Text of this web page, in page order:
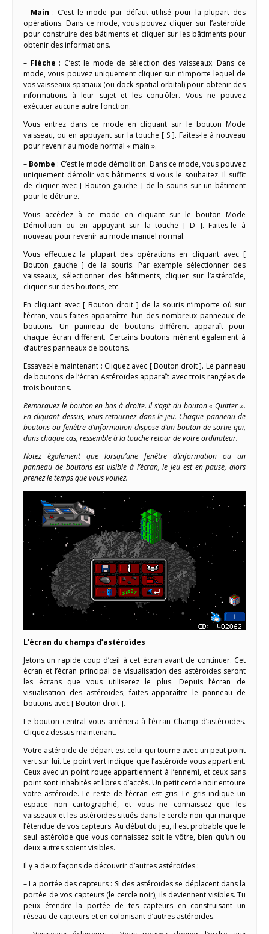
– Main : C’est le mode par défaut utilisé pour la plupart des
opérations. Dans ce mode, vous pouvez cliquer sur l’astéroïde
pour construire des bâtiments et cliquer sur les bâtiments pour
obtenir des informations.
– Flèche : C’est le mode de sélection des vaisseaux. Dans ce
mode, vous pouvez uniquement cliquer sur n’importe lequel de
vos vaisseaux spatiaux (ou dock spatial orbital) pour obtenir des
informations à leur sujet et les contrôler. Vous ne pouvez
exécuter aucune autre fonction.
Vous entrez dans ce mode en cliquant sur le bouton Mode
vaisseau, ou en appuyant sur la touche [ S ]. Faites-le à nouveau
pour revenir au mode normal « main ».
– Bombe : C’est le mode démolition. Dans ce mode, vous pouvez
uniquement démolir vos bâtiments si vous le souhaitez. Il suffit
de cliquer avec [ Bouton gauche ] de la souris sur un bâtiment
pour le détruire.
Vous accédez à ce mode en cliquant sur le bouton Mode
Démolition ou en appuyant sur la touche [ D ]. Faites-le à
nouveau pour revenir au mode manuel normal.
Vous effectuez la plupart des opérations en cliquant avec [
Bouton gauche ] de la souris. Par exemple sélectionner des
vaisseaux, sélectionner des bâtiments, cliquer sur l’astéroïde,
cliquer sur des boutons, etc.
En cliquant avec [ Bouton droit ] de la souris n’importe où sur
l’écran, vous faites apparaître l’un des nombreux panneaux de
boutons. Un panneau de boutons différent apparaît pour
chaque écran différent. Certains boutons mènent également à
d’autres panneaux de boutons.
Essayez-le maintenant : Cliquez avec [ Bouton droit ]. Le panneau
de boutons de l’écran Astéroïdes apparaît avec trois rangées de
trois boutons.
Remarquez le bouton en bas à droite. Il s’agit du bouton « Quitter ».
En cliquant dessus, vous retournez dans le jeu. Chaque panneau de
boutons ou fenêtre d’information dispose d’un bouton de sortie qui,
dans chaque cas, ressemble à la touche retour de votre ordinateur.
Notez également que lorsqu’une fenêtre d’information ou un
panneau de boutons est visible à l’écran, le jeu est en pause, alors
prenez le temps que vous voulez.
L’écran du champs d’astéroïdes
Jetons un rapide coup d’œil à cet écran avant de continuer. Cet
écran et l’écran principal de visualisation des astéroïdes seront
les écrans que vous utiliserez le plus. Depuis l’écran de
visualisation des astéroïdes, faites apparaître le panneau de
boutons avec [ Bouton droit ].
Le bouton central vous amènera à l’écran Champ d’astéroïdes.
Cliquez dessus maintenant.
Votre astéroïde de départ est celui qui tourne avec un petit point
vert sur lui. Le point vert indique que l’astéroïde vous appartient.
Ceux avec un point rouge appartiennent à l’ennemi, et ceux sans
point sont inhabités et libres d’accès. Un petit cercle noir entoure
votre astéroïde. Le reste de l’écran est gris. Le gris indique un
espace non cartographié, et vous ne connaissez que les
vaisseaux et les astéroïdes situés dans le cercle noir qui marque
l’étendue de vos capteurs. Au début du jeu, il est probable que le
seul astéroïde que vous connaissez soit le vôtre, bien qu’un ou
deux autres soient visibles.
Il y a deux façons de découvrir d’autres astéroïdes :
– La portée des capteurs : Si des astéroïdes se déplacent dans la
portée de vos capteurs (le cercle noir), ils deviennent visibles. Tu
peux étendre la portée de tes capteurs en construisant un
réseau de capteurs et en colonisant d’autres astéroïdes.